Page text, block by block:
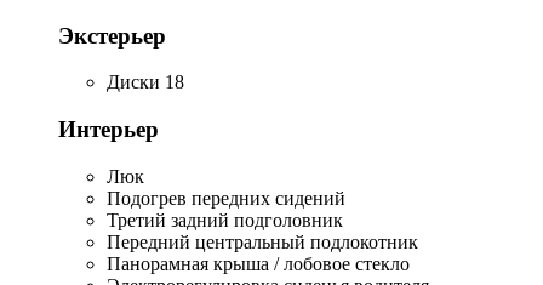
Экстерьер
Диски 18
Интерьер
Люк
Подогрев передних сидений
Третий задний подголовник
Передний центральный подлокотник
Панорамная крыша / лобовое стекло